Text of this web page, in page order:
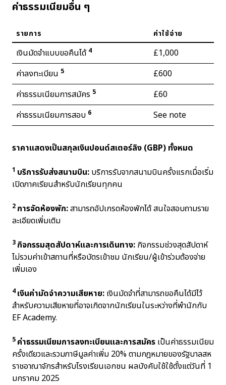
ค่าธรรมเนียมอื่น ๆ
รายการ ค่าใช้จ่าย
เงินมัดจำแบบขอคืนได้ 4
£1,000
ค่าลงทะเบียน 5
£600
ค่าธรรมเนียมการสมัคร 5
£60
ค่าธรรมเนียมการสอบ 6 See note
ราคาแสดงเป็นสกุลเงินปอนด์สเตอร์ลิง (GBP) ทั้งหมด
1 บริการรับส่งสนามบิน: บริการรับจากสนามบินครั้งแรกเมื่อเริ่ม
เปิดภาคเรียนสำหรับนักเรียนทุกคน
2 การจัดห้องพัก:สามารถอัปเกรดห้องพักได้ สนใจสอบถามราย
ละเอียดเพิ่มเติม
3 กิจกรรมสุดสัปดาห์และการเดินทาง: กิจกรรมช่วงสุดสัปดาห์
ไม่รวมค่าเข้าสถานที่หรือบัตรเข้าชม นักเรียน/ผู้เข้าร่วมต้องจ่าย
เพิ่มเอง
4 เงินค่ามัดจำความเสียหาย: เงินมัดจำที่สามารถขอคืนได้มีไว้
สำหรับความเสียหายที่อาจเกิดจากนักเรียนในระหว่างที่พำนักกับ
EF Academy.
5 ค่าธรรมเนียมการลงทะเบียนและการสมัคร เป็นค่าธรรมเนียม
ครั้งเดียวและรวมภาษีมูลค่าเพิ่ม 20% ตามกฎหมายของรัฐบาลสห
ราชอาณาจักรสำหรับโรงเรียนเอกชน ผลบังคับใช้ใช้ตั้งแต่วันที่ 1
มกราคม 2025